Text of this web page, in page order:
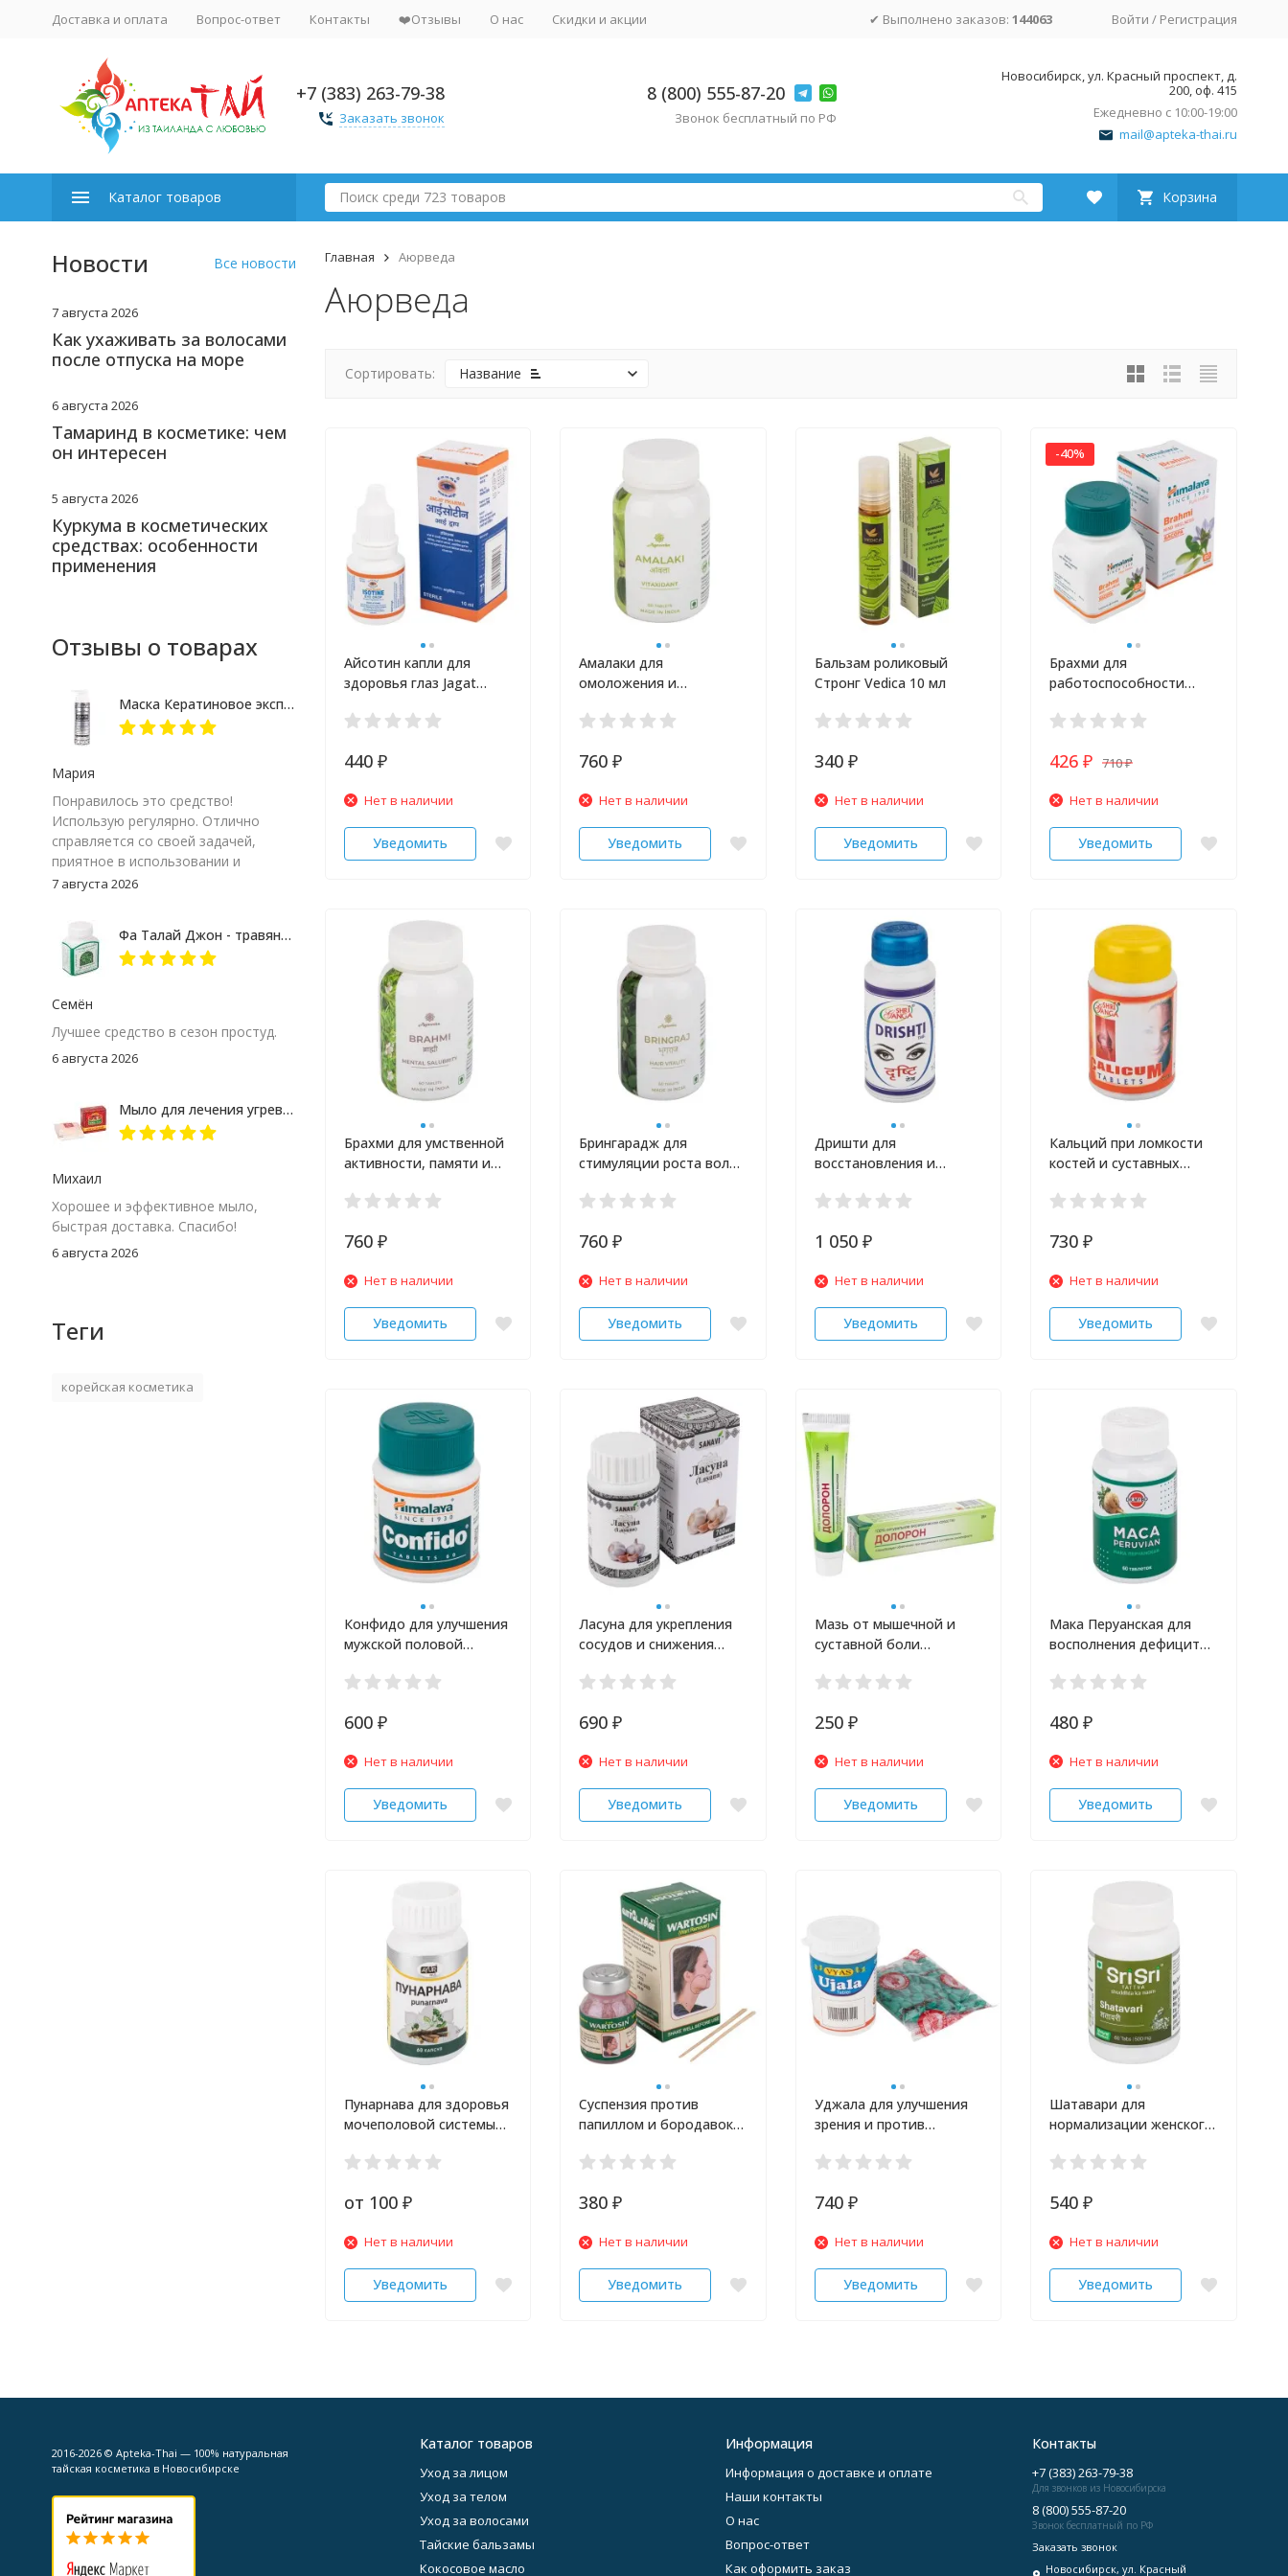
Доставка и оплата Вопрос-ответ Контакты ❤️Отзывы О нас Скидки и акции ✔ Выполнено заказов: 144063 Войти / Регистрация
+7 (383) 263-79-38
Заказать звонок
8 (800) 555-87-20
Звонок бесплатный по РФ
Новосибирск, ул. Красный проспект, д.
200, оф. 415
Ежедневно с 10:00-19:00
mail@apteka-thai.ru
Каталог товаров Корзина
Главная Аюрведа
Аюрведа
Сортировать: Название
Айсотин капли для
здоровья глаз Jagat
440 ₽
Нет в наличии
Уведомить
Амалаки для
омоложения и
Agnivesha 60 шт
760 ₽
Нет в наличии
Уведомить
Бальзам роликовый
Стронг Vedica 10 мл
340 ₽
Нет в наличии
Уведомить
-40%
Брахми для
работоспособности
HIMALAYA 60 шт
426 ₽ 710₽
Нет в наличии
Уведомить
Брахми для умственной
активности, памяти и
Agnivesha 60 шт
760 ₽
Нет в наличии
Уведомить
Брингарадж для
стимуляции роста волос
Agnivesha 60 таб
760 ₽
Нет в наличии
Уведомить
Дришти для
восстановления и
глаз Shri Ganga 120 шт
1 050 ₽
Нет в наличии
Уведомить
Кальций при ломкости
костей и суставных
100 шт
730 ₽
Нет в наличии
Уведомить
Конфидо для улучшения
мужской половой
600 ₽
Нет в наличии
Уведомить
Ласуна для укрепления
сосудов и снижения
шт
690 ₽
Нет в наличии
Уведомить
Мазь от мышечной и
суставной боли
250 ₽
Нет в наличии
Уведомить
Мака Перуанская для
восполнения дефицита
Dr.Mybo 60 шт
480 ₽
Нет в наличии
Уведомить
Пунарнава для здоровья
мочеполовой системы
от 100 ₽
Нет в наличии
Уведомить
Суспензия против
папиллом и бородавок
мл
380 ₽
Нет в наличии
Уведомить
Уджала для улучшения
зрения и против
Pharmacy 100 шт
740 ₽
Нет в наличии
Уведомить
Шатавари для
нормализации женского
SRI 60 шт
540 ₽
Нет в наличии
Уведомить
Новости Все новости
7 августа 2026
Как ухаживать за волосами
после отпуска на море
6 августа 2026
Тамаринд в косметике: чем
он интересен
5 августа 2026
Куркума в косметических
средствах: особенности
применения
Отзывы о товарах
Маска Кератиновое экспресс лечение More Than 250 мл
Мария
Понравилось это средство!
Использую регулярно. Отлично
справляется со своей задачей,
приятное в использовании и
расходуется экономно. Качество
удовольствием куплю снова.
7 августа 2026
Фа Талай Джон - травяные капсулы против гриппа и простуды
Семён
Лучшее средство в сезон простуд.
6 августа 2026
Мыло для лечения угревой сыпи Madame Heng
Михаил
Хорошее и эффективное мыло,
быстрая доставка. Спасибо!
6 августа 2026
Теги
корейская косметика
2016-2026 © Apteka-Thai — 100% натуральная
тайская косметика в Новосибирске
Каталог товаров
Уход за лицом
Уход за телом
Уход за волосами
Тайские бальзамы
Кокосовое масло
Информация
Информация о доставке и оплате
Наши контакты
О нас
Вопрос-ответ
Как оформить заказ
Контакты
+7 (383) 263-79-38
Для звонков из Новосибирска
8 (800) 555-87-20
Звонок бесплатный по РФ
Заказать звонок
Новосибирск, ул. Красный